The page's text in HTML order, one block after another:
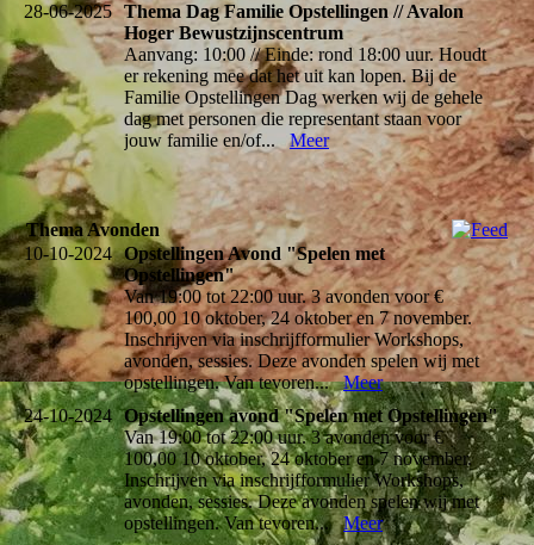
28-06-2025 Thema Dag Familie Opstellingen // Avalon
Hoger Bewustzijnscentrum
Aanvang: 10:00 // Einde: rond 18:00 uur. Houdt
er rekening mee dat het uit kan lopen. Bij de
Familie Opstellingen Dag werken wij de gehele
dag met personen die representant staan voor
jouw familie en/of...Meer
Thema Avonden
10-10-2024 Opstellingen Avond "Spelen met
Opstellingen"
Van 19:00 tot 22:00 uur. 3 avonden voor €
100,00 10 oktober, 24 oktober en 7 november.
Inschrijven via inschrijfformulier Workshops,
avonden, sessies. Deze avonden spelen wij met
opstellingen. Van tevoren...Meer
24-10-2024 Opstellingen avond "Spelen met Opstellingen"
Van 19:00 tot 22:00 uur. 3 avonden voor €
100,00 10 oktober, 24 oktober en 7 november.
Inschrijven via inschrijfformulier Workshops,
avonden, sessies. Deze avonden spelen wij met
opstellingen. Van tevoren...Meer